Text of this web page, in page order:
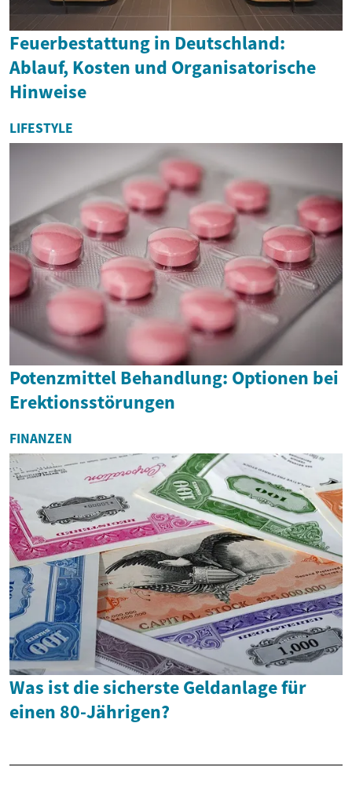
Feuerbestattung in Deutschland:
Ablauf, Kosten und Organisatorische
Hinweise
LIFESTYLE
Potenzmittel Behandlung: Optionen bei
Erektionsstörungen
FINANZEN
Was ist die sicherste Geldanlage für
einen 80-Jährigen?